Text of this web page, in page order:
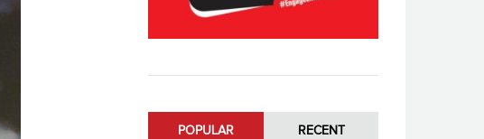
POPULAR RECENT